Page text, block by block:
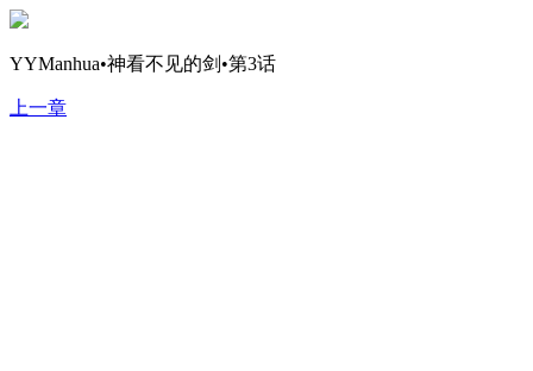
YYManhua•神看不见的剑•第3话
上一章